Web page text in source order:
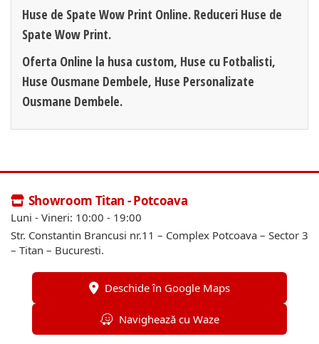
Huse de Spate Wow Print Online. Reduceri Huse de
Spate Wow Print.
Oferta Online la husa custom, Huse cu Fotbalisti,
Huse Ousmane Dembele, Huse Personalizate
Ousmane Dembele.
Showroom Titan - Potcoava
Luni - Vineri: 10:00 - 19:00
Str. Constantin Brancusi nr.11 – Complex Potcoava – Sector 3
– Titan – Bucuresti.
Deschide în Google Maps
Navighează cu Waze